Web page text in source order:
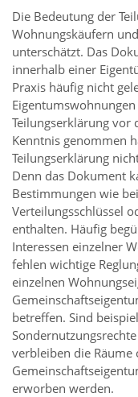
Die Bedeutung der
Wohnungskäufern
unterschätzt. Das
innerhalb einer
Praxis häufig nicht
Teilungserklärung vor
Kenntnis genommen
Teilungserklärung
Denn das Dokument
Bestimmungen wie
Verteilungsschlüssel
enthalten. Häufig
Interessen einzelner
fehlen wichtige
einzelnen
betreffen. Sind
verbleiben die Räume
erworben werden.